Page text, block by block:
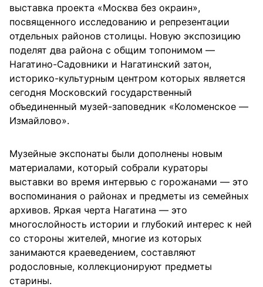
выставка проекта «Москва без окраин»,
посвященного исследованию и репрезентации
отдельных районов столицы. Новую экспозицию
поделят два района с общим топонимом —
Нагатино-Садовники и Нагатинский затон,
историко-культурным центром которых является
сегодня Московский государственный
объединенный музей-заповедник «Коломенское —
Измайлово».
Музейные экспонаты были дополнены новым
материалами, который собрали кураторы
выставки во время интервью с горожанами — это
воспоминания о районах и предметы из семейных
архивов. Яркая черта Нагатина — это
многослойность истории и глубокий интерес к ней
со стороны жителей, многие из которых
занимаются краеведением, составляют
родословные, коллекционируют предметы
старины.